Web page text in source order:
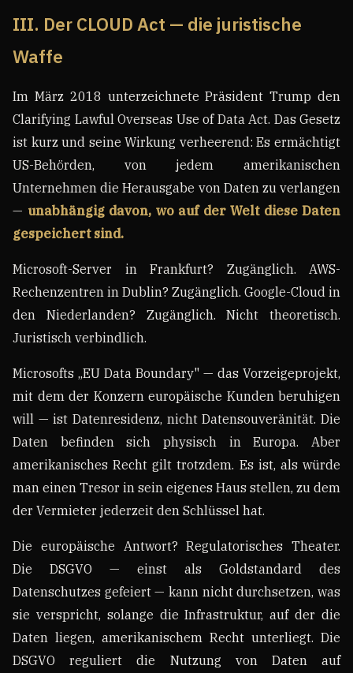
III. Der CLOUD Act — die juristische
Waffe
Im März 2018 unterzeichnete Präsident Trump den
Clarifying Lawful Overseas Use of Data Act. Das Gesetz
ist kurz und seine Wirkung verheerend: Es ermächtigt
US-Behörden, von jedem amerikanischen
Unternehmen die Herausgabe von Daten zu verlangen
— unabhängig davon, wo auf der Welt diese Daten
gespeichert sind.
Microsoft-Server in Frankfurt? Zugänglich. AWS-
Rechenzentren in Dublin? Zugänglich. Google-Cloud in
den Niederlanden? Zugänglich. Nicht theoretisch.
Juristisch verbindlich.
Microsofts „EU Data Boundary" — das Vorzeigeprojekt,
mit dem der Konzern europäische Kunden beruhigen
will — ist Datenresidenz, nicht Datensouveränität. Die
Daten befinden sich physisch in Europa. Aber
amerikanisches Recht gilt trotzdem. Es ist, als würde
man einen Tresor in sein eigenes Haus stellen, zu dem
der Vermieter jederzeit den Schlüssel hat.
Die europäische Antwort? Regulatorisches Theater.
Die DSGVO — einst als Goldstandard des
Datenschutzes gefeiert — kann nicht durchsetzen, was
sie verspricht, solange die Infrastruktur, auf der die
Daten liegen, amerikanischem Recht unterliegt. Die
DSGVO reguliert die Nutzung von Daten auf